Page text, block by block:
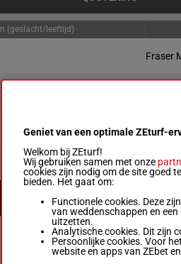
(geslacht/leeftijd)
Fraser
Allan D.
James
Gewicht
R/2 61.5 kg 1p
Geniet van een optimale ZEturf-
Welkom bij ZEturf!
Wij gebruiken samen met onze
cookies zijn nodig om de site goed
bieden. Het gaat om:
Functionele cookies. Deze
van weddenschappen en
uitzetten.
Analytische cookies. Dit zijn
Persoonlijke cookies. Voor
website en apps van ZEbet